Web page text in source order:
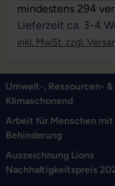
Durchschnittliche
mindestens 294
Lieferzeit ca. 3-4
inkl. MwSt. zzgl.
Umwelt-, Ressourcen- &
Klimaschonend
Arbeit für Menschen mit
Behinderung
Auszeichnung Lions
Nachhaltigkeitspreis